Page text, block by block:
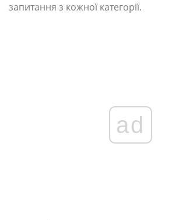
запитання з кожної категорії.
ad